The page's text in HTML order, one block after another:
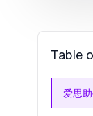
Table
爱思